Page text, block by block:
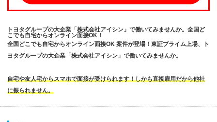
トヨタグループの大企業「株式会社アイシン」で働いてみませんか。全国ど
こでも自宅からオンライン面接OK！
全国どこでも自宅からオンライン面接OK 案件が登場！東証プライム上場、ト
ヨタグループの大企業「株式会社アイシン」で働いてみませんか。
自宅や友人宅からスマホで面接が受けられます！しかも直接雇用だから他社
に振られません。